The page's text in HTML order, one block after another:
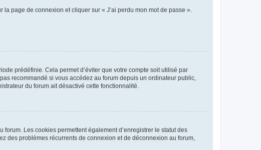
page de connexion et cliquer sur « J’ai perdu mon mot de passe ».
prédéfinie. Cela permet d’éviter que votre compte soit utilisé par
recommandé si vous accédez au forum depuis un ordinateur public,
du forum ait désactivé cette fonctionnalité.
Les cookies permettent également d’enregistrer le statut des
des problèmes récurrents de connexion et de déconnexion au forum,